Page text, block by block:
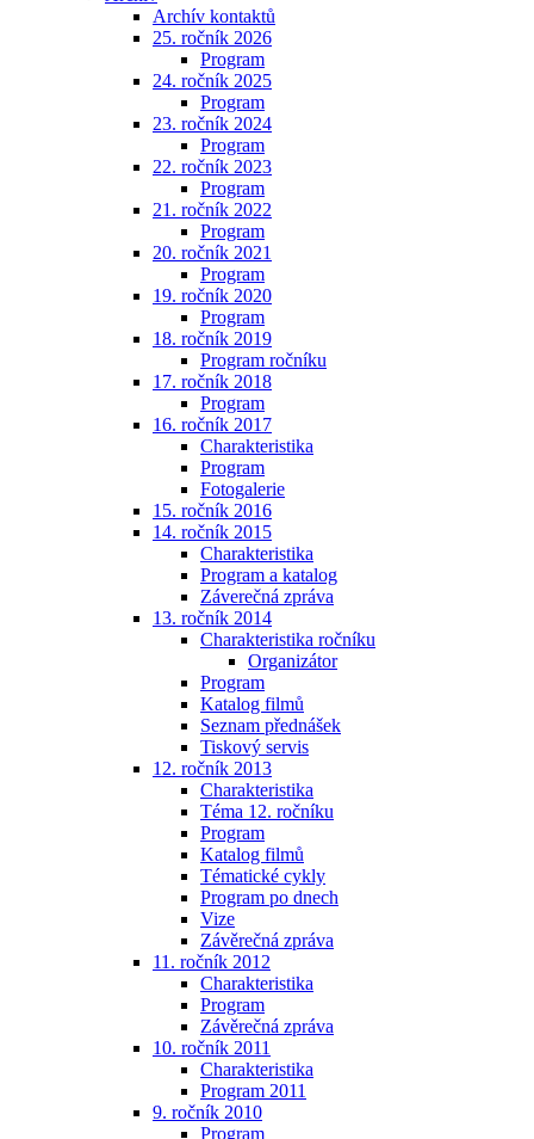
Archív kontaktů
25. ročník 2026
Program
24. ročník 2025
Program
23. ročník 2024
Program
22. ročník 2023
Program
21. ročník 2022
Program
20. ročník 2021
Program
19. ročník 2020
Program
18. ročník 2019
Program ročníku
17. ročník 2018
Program
16. ročník 2017
Charakteristika
Program
Fotogalerie
15. ročník 2016
14. ročník 2015
Charakteristika
Program a katalog
Záverečná zpráva
13. ročník 2014
Charakteristika ročníku
Organizátor
Program
Katalog filmů
Seznam přednášek
Tiskový servis
12. ročník 2013
Charakteristika
Téma 12. ročníku
Program
Katalog filmů
Tématické cykly
Program po dnech
Vize
Závěrečná zpráva
11. ročník 2012
Charakteristika
Program
Závěrečná zpráva
10. ročník 2011
Charakteristika
Program 2011
9. ročník 2010
Program